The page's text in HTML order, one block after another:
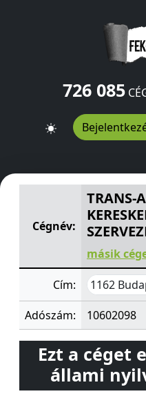
726 085
TRANS-AUTOMAT
Cégnév:
TRANS-
másik
Cím: 1162
Adószám: 10602098
Ezt a céget
állami